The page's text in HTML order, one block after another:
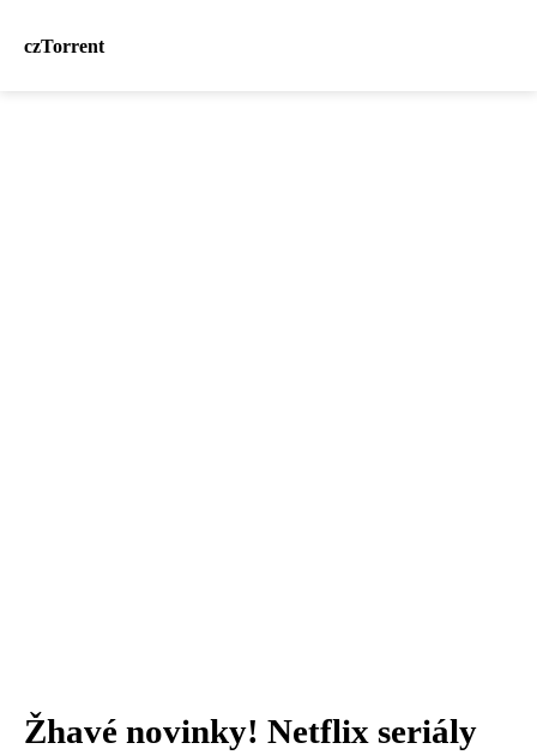
czTorrent
Žhavé novinky! Netflix seriály